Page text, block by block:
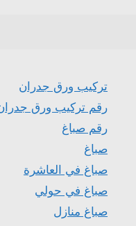
تركيب ورق جدران
رقم تركيب ورق
رقم صباغ
صباغ
صباغ في العاشرة
صباغ في حولي
صباغ منازل